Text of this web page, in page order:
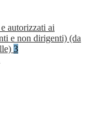
autorizzati ai
e non dirigenti) (da
3